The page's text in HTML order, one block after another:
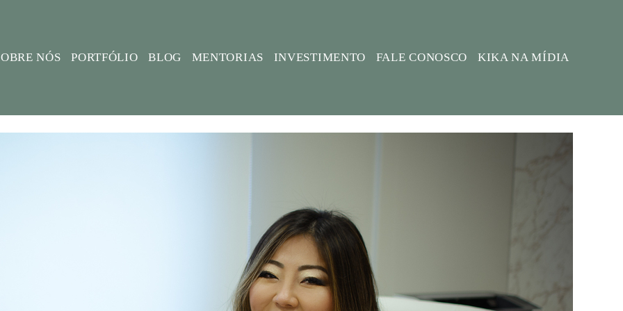
NÓS PORTFÓLIO BLOG MENTORIAS INVESTIMENTO FALE CONOSCO KIKA NA MÍDIA